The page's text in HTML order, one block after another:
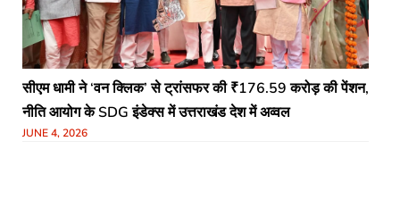
​सीएम धामी ने ‘वन क्लिक’ से ट्रांसफर की ₹176.59 करोड़ की पेंशन,
नीति आयोग के SDG इंडेक्स में उत्तराखंड देश में अव्वल
JUNE 4, 2026